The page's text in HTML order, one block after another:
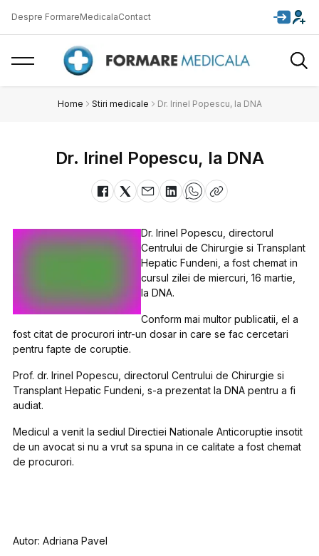
Despre FormareMedicalaContact
Home Stiri medicale Dr. Irinel Popescu, la DNA
Dr. Irinel Popescu, la DNA
Dr. Irinel Popescu, directorul
Centrului de Chirurgie si Transplant
Hepatic Fundeni, a fost chemat in
cursul zilei de miercuri, 16 martie,
la DNA.
Conform mai multor publicatii, el a
fost citat de procurori intr-un dosar in care se fac cercetari
pentru fapte de coruptie.
Prof. dr. Irinel Popescu, directorul Centrului de Chirurgie si
Transplant Hepatic Fundeni, s-a prezentat la DNA pentru a fi
audiat.
Medicul a venit la sediul Directiei Nationale Anticoruptie insotit
de un avocat si nu a vrut sa spuna in ce calitate a fost chemat
de procurori.
Autor: Adriana Pavel